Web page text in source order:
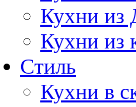
Кухни
Кухни из
Стиль
Кухни в